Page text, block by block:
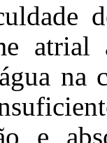
atrial
e